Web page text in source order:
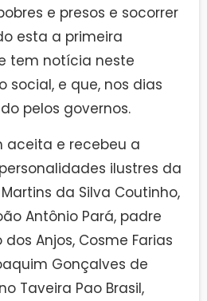
e presos e socorrer
esta a primeira
tem notícia neste
e que, nos dias
pelos governos.
aceita e recebeu a
ilustres da
da Silva Coutinho,
Antônio Pará, padre
Anjos, Cosme Farias
Gonçalves de
Taveira Pao Brasil,